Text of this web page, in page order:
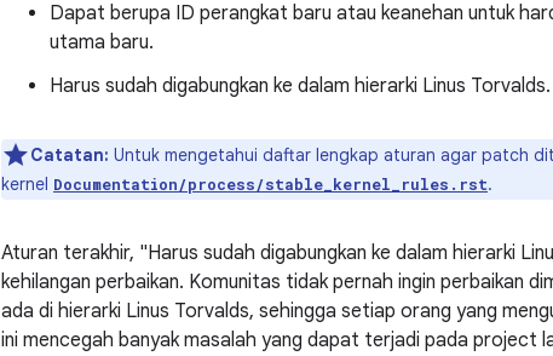
Dapat berupa ID perangkat baru atau keanehan untuk
utama baru.
Harus sudah digabungkan ke dalam hierarki Linus Torvalds.
Catatan: Untuk mengetahui daftar lengkap aturan agar patch
kernel Documentation/process/stable_kernel_rules.rst.
Aturan terakhir, "Harus sudah digabungkan ke dalam hierarki
kehilangan perbaikan. Komunitas tidak pernah ingin perbaikan
ada di hierarki Linus Torvalds, sehingga setiap orang yang
ini mencegah banyak masalah yang dapat terjadi pada project